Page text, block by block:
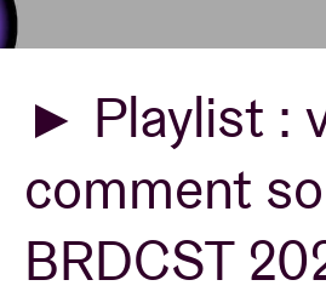
Location de salles
BRDCST
ABtv
Chèque-concert
► Playlist :
comment
BRDCST